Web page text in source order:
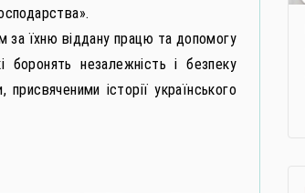
за їхню віддану працю та допомогу
боронять незалежність і безпеку
історії українського